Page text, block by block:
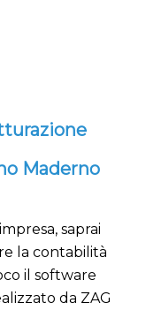
Maderno
saprai
la contabilità
il software
da ZAG